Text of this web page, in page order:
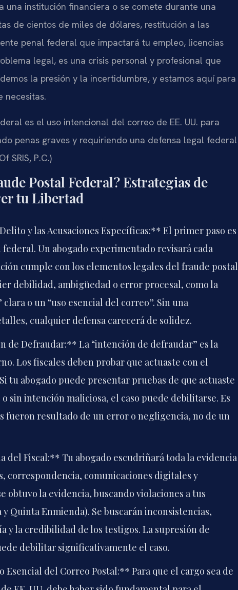
una institución financiera o se comete durante una
de cientos de miles de dólares, restitución a las
penal federal que impactará tu empleo, licencias
legal, es una crisis personal y profesional que
la presión y la incertidumbre, y estamos aquí para
necesitas.
es el uso intencional del correo de EE. UU. para
penas graves y requiriendo una defensa legal federal
SRIS, P.C.)
Postal Federal? Estrategias de
tu Libertad
y las Acusaciones Específicas:** El primer paso es
Un abogado experimentado revisará cada
cumple con los elementos legales del fraude postal
debilidad, ambigüedad o error procesal, como la
o un “uso esencial del correo”. Sin una
cualquier defensa carecerá de solidez.
de Defraudar:** La “intención de defraudar” es la
Los fiscales deben probar que actuaste con el
tu abogado puede presentar pruebas de que actuaste
sin intención maliciosa, el caso puede debilitarse. Es
fueron resultado de un error o negligencia, no de un
del Fiscal:** Tu abogado escudriñará toda la evidencia
correspondencia, comunicaciones digitales y
obtuvo la evidencia, buscando violaciones a tus
Quinta Enmienda). Se buscarán inconsistencias,
y la credibilidad de los testigos. La supresión de
debilitar significativamente el caso.
Esencial del Correo Postal:** Para que el cargo sea de